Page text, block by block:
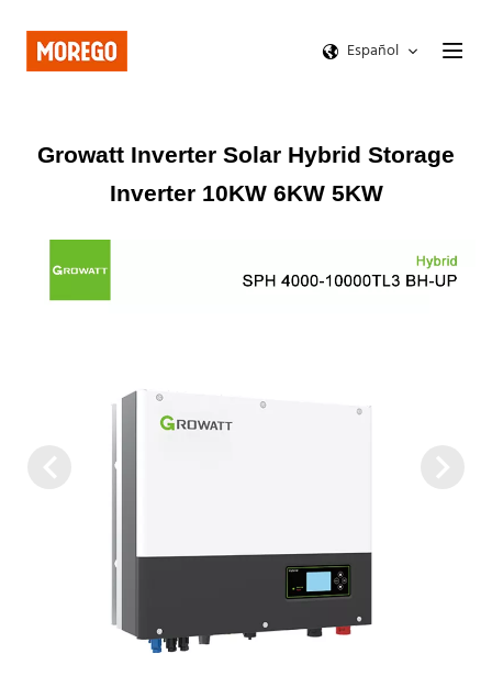
Español
Growatt Inverter Solar Hybrid Storage
Inverter 10KW 6KW 5KW